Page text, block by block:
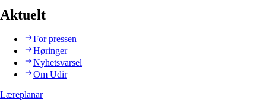
Aktuelt
For pressen
Høringer
Nyhetsvarsel
Om Udir
Læreplanar